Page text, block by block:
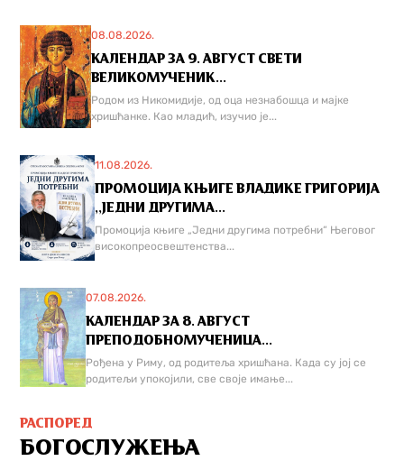
08.08.2026.
КАЛЕНДАР ЗА 9. АВГУСТ СВЕТИ
ВЕЛИКОМУЧЕНИК...
Родом из Никомидије, од оца незнабошца и мајке
хришћанке. Као младић, изучио је...
11.08.2026.
ПРОМОЦИЈА КЊИГЕ ВЛАДИКЕ ГРИГОРИЈА
,,ЈЕДНИ ДРУГИМА...
Промоција књиге „Једни другима потребни“ Његовог
високопреосвештенства...
07.08.2026.
КАЛЕНДАР ЗА 8. АВГУСТ
ПРЕПОДОБНОМУЧЕНИЦА...
Рођена у Риму, од родитеља хришћана. Када су јој се
родитељи упокојили, све своје имање...
РАСПОРЕД
БОГОСЛУЖЕЊА